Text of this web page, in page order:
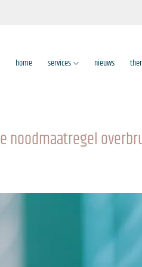
home services nieuws
noodmaatregel